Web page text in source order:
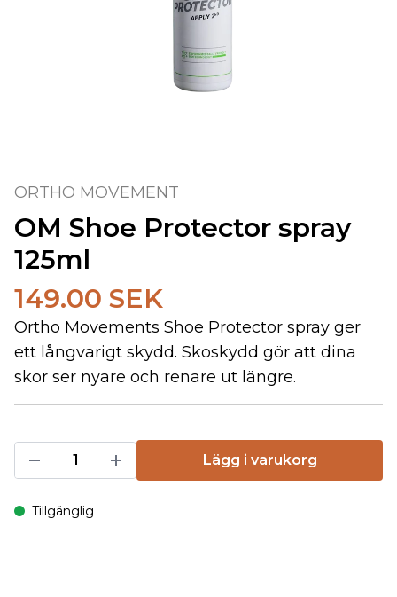
ORTHO MOVEMENT
OM Shoe Protector spray
125ml
149.00 SEK
Ortho Movements Shoe Protector spray ger
ett långvarigt skydd. Skoskydd gör att dina
skor ser nyare och renare ut längre.
Lägg i varukorg
Tillgänglig